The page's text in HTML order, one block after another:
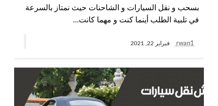
بسحب و نقل السيارات و الشاحنات حيث نمتاز بالسرعة
في تلبية الطلب أينما كنت و مهما كانت…
rwan1 فبراير 22, 2021